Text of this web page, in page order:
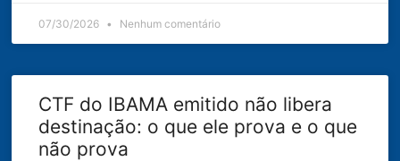
07/30/2026 Nenhum comentário
CTF do IBAMA emitido não libera
destinação: o que ele prova e o que
não prova